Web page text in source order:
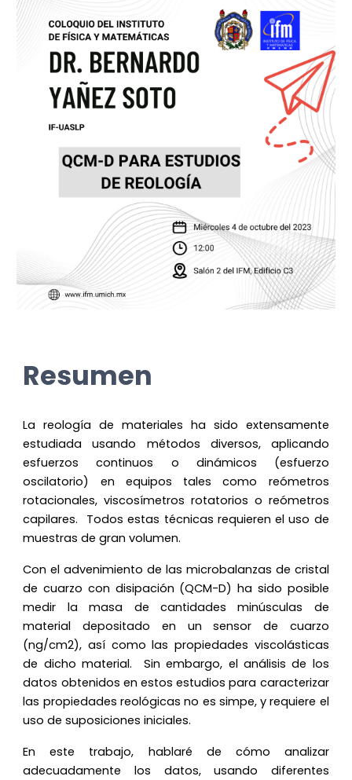
Resumen
La reología de materiales ha sido extensamente
estudiada usando métodos diversos, aplicando
esfuerzos continuos o dinámicos (esfuerzo
oscilatorio) en equipos tales como reómetros
rotacionales, viscosímetros rotatorios o reómetros
capilares. Todos estas técnicas requieren el uso de
muestras de gran volumen.
Con el advenimiento de las microbalanzas de cristal
de cuarzo con disipación (QCM-D) ha sido posible
medir la masa de cantidades minúsculas de
material depositado en un sensor de cuarzo
(ng/cm2), así como las propiedades viscolásticas
de dicho material. Sin embargo, el análisis de los
datos obtenidos en estos estudios para caracterizar
las propiedades reológicas no es simpe, y requiere el
uso de suposiciones iniciales.
En este trabajo, hablaré de cómo analizar
adecuadamente los datos, usando diferentes